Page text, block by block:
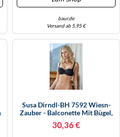
Rot
baur.de
Versand ab 5,95 €
Susa Dirndl-BH 7592 Wiesn-
Zauber - Balconette Mit Bügel,
Wattierte Soft-Cups, Schwarz
70E
30,36 €